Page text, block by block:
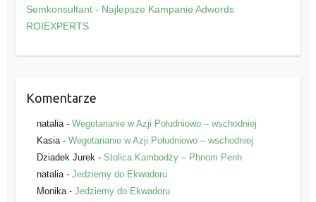
o
r
e
Semkonsultant - Najlepsze Kampanie Adwords
ROIEXPERTS
Komentarze
natalia- Wegetarianie w Azji Południowo – wschodniej
Kasia- Wegetarianie w Azji Południowo – wschodniej
Dziadek Jurek- Stolica Kambodży – Phnom Penh
natalia- Jedziemy do Ekwadoru
Monika- Jedziemy do Ekwadoru